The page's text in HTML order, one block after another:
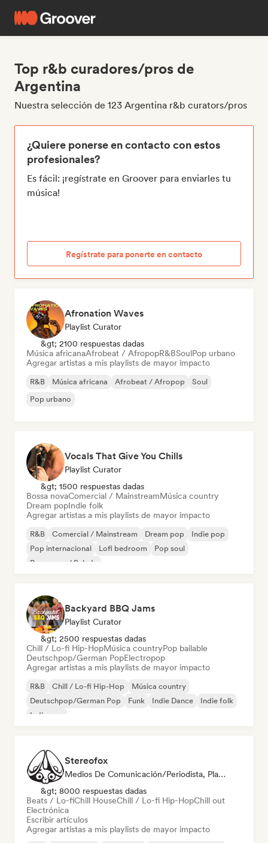
Top r&b curadores/pros de
Argentina
Nuestra selección de 123 Argentina r&b curators/pros
¿Quiere ponerse en contacto con estos
profesionales?
Es fácil: ¡regístrate en Groover para enviarles tu
música!
Regístrate para ponerte en contacto
Afronation Waves
Playlist Curator
&gt; 2100 respuestas dadas
Música africanaAfrobeat / AfropopR&BSoulPop urbano
Agregar artistas a mis playlists de mayor impacto
R&B Música africana Afrobeat / Afropop
Soul
Pop urbano
Vocals That Give You Chills
Playlist Curator
&gt; 1500 respuestas dadas
Bossa novaComercial / MainstreamMúsica country
Dream popIndie folk
Agregar artistas a mis playlists de mayor impacto
R&B Comercial / Mainstream Dream pop
Indie pop
Pop internacional
Lofi bedroom
Pop soul
Pop suave / Balada
Backyard BBQ Jams
Playlist Curator
&gt; 2500 respuestas dadas
Chill / Lo-fi Hip-HopMúsica countryPop bailable
Deutschpop/German PopElectropop
Agregar artistas a mis playlists de mayor impacto
R&B Chill / Lo-fi Hip-Hop
Música country
Deutschpop/German Pop
Funk Indie Dance
Indie folk
Indie pop
Stereofox
Medios De Comunicación/Periodista, Playlist Curator
&gt; 8000 respuestas dadas
Beats / Lo-fiChill HouseChill / Lo-fi Hip-HopChill out
Electrónica
Escribir artículos
Agregar artistas a mis playlists de mayor impacto